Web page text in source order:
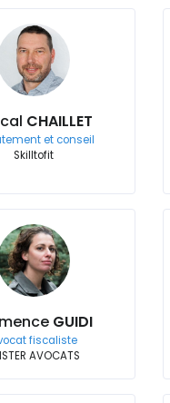
CHAILLET
et conseil
Skilltofit
GUIDI
fiscaliste
AVOCATS